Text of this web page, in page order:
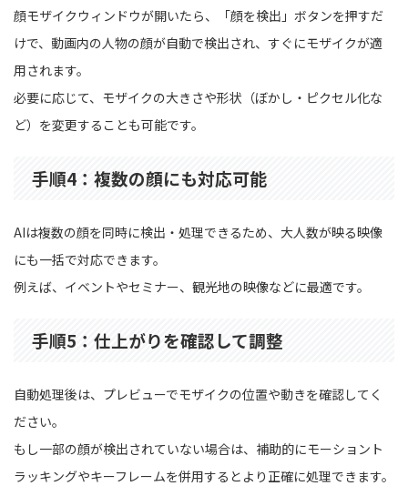
顔モザイクウィンドウが開いたら、「顔を検出」ボタンを押すだ
けで、動画内の人物の顔が自動で検出され、すぐにモザイクが適
用されます。
必要に応じて、モザイクの大きさや形状（ぼかし・ピクセル化な
ど）を変更することも可能です。
手順4：複数の顔にも対応可能
AIは複数の顔を同時に検出・処理できるため、大人数が映る映像
にも一括で対応できます。
例えば、イベントやセミナー、観光地の映像などに最適です。
手順5：仕上がりを確認して調整
自動処理後は、プレビューでモザイクの位置や動きを確認してく
ださい。
もし一部の顔が検出されていない場合は、補助的にモーショント
ラッキングやキーフレームを併用するとより正確に処理できます。